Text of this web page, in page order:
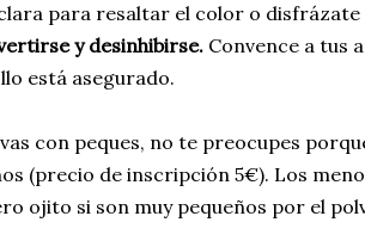
para resaltar el color o disfrázate
y desinhibirse. Convence a tus
está asegurado.
con peques, no te preocupes
(precio de inscripción 5€). Los
ojito si son muy pequeños por el